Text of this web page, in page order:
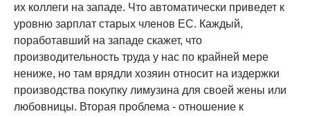
их коллеги на западе. Что автоматически приведет к
уровню зарплат старых членов ЕС. Каждый,
поработавший на западе скажет, что
производительность труда у нас по крайней мере
нениже, но там врядли хозяин относит на издержки
производства покупку лимузина для своей жены или
любовницы. Вторая проблема - отношение к